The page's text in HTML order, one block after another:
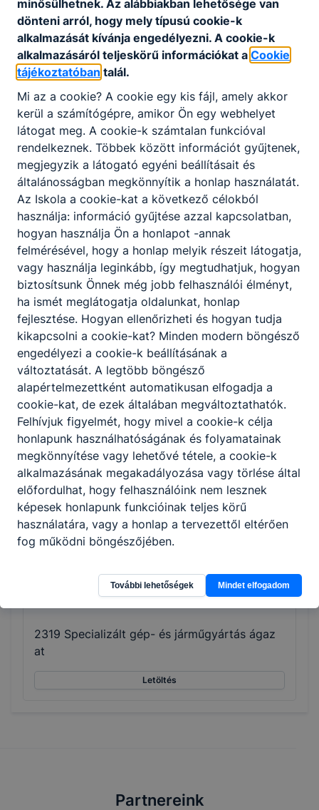
Letöltés
2520 Sport ágazat
SZAKKÉPZŐ ISKOLA
Csatolt fájlok
2304 Elektronika és elektrotechnika ágazat
Letöltés
2306 Építőipar ágazat
Letöltés
2307 Épületgépészet ágazat
Letöltés
2308 Fa- és bútoripar
Letöltés
2310 Gépészet ágazat
Letöltés
2319 Specializált gép- és járműgyártás ágaz
at
Letöltés
Partnereink
minősülhetnek. Az alábbiakban lehetősége van
dönteni arról, hogy mely típusú cookie-k
alkalmazását kívánja engedélyezni. A cookie-k
alkalmazásáról teljeskörű információkat a Cookie
tájékoztatóban talál.
Mi az a cookie? A cookie egy kis fájl, amely akkor
kerül a számítógépre, amikor Ön egy webhelyet
látogat meg. A cookie-k számtalan funkcióval
rendelkeznek. Többek között információt gyűjtenek,
megjegyzik a látogató egyéni beállításait és
általánosságban megkönnyítik a honlap használatát.
Az Iskola a cookie-kat a következő célokból
használja: információ gyűjtése azzal kapcsolatban,
hogyan használja Ön a honlapot -annak
felmérésével, hogy a honlap melyik részeit látogatja,
vagy használja leginkább, így megtudhatjuk, hogyan
biztosítsunk Önnek még jobb felhasználói élményt,
ha ismét meglátogatja oldalunkat, honlap
fejlesztése. Hogyan ellenőrizheti és hogyan tudja
kikapcsolni a cookie-kat? Minden modern böngésző
engedélyezi a cookie-k beállításának a
változtatását. A legtöbb böngésző
alapértelmezettként automatikusan elfogadja a
cookie-kat, de ezek általában megváltoztathatók.
Felhívjuk figyelmét, hogy mivel a cookie-k célja
honlapunk használhatóságának és folyamatainak
megkönnyítése vagy lehetővé tétele, a cookie-k
alkalmazásának megakadályozása vagy törlése által
előfordulhat, hogy felhasználóink nem lesznek
képesek honlapunk funkcióinak teljes körű
használatára, vagy a honlap a tervezettől eltérően
fog működni böngészőjében.
További lehetőségek Mindet elfogadom